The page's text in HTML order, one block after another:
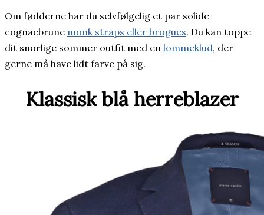
Om fødderne har du selvfølgelig et par solide
cognacbrune monk straps eller brogues. Du kan toppe
dit snorlige sommer outfit med en lommeklud, der
gerne må have lidt farve på sig.
Klassisk blå herreblazer